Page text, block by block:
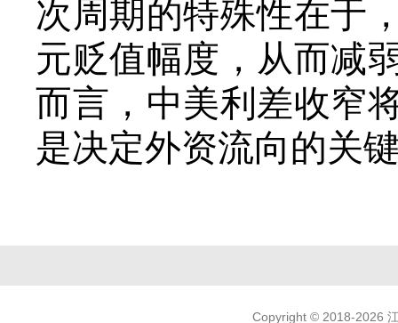
次周期的特殊性在于
元贬值幅度，从而减
而言，中美利差收窄
是决定外资流向的关
Copyright © 2018-2026